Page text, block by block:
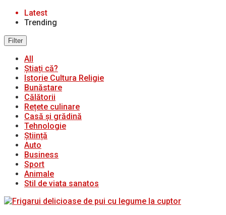
Latest
Trending
Filter
All
Știați că?
Istorie Cultura Religie
Bunăstare
Călătorii
Rețete culinare
Casă și grădină
Tehnologie
Știință
Auto
Business
Sport
Animale
Stil de viata sanatos